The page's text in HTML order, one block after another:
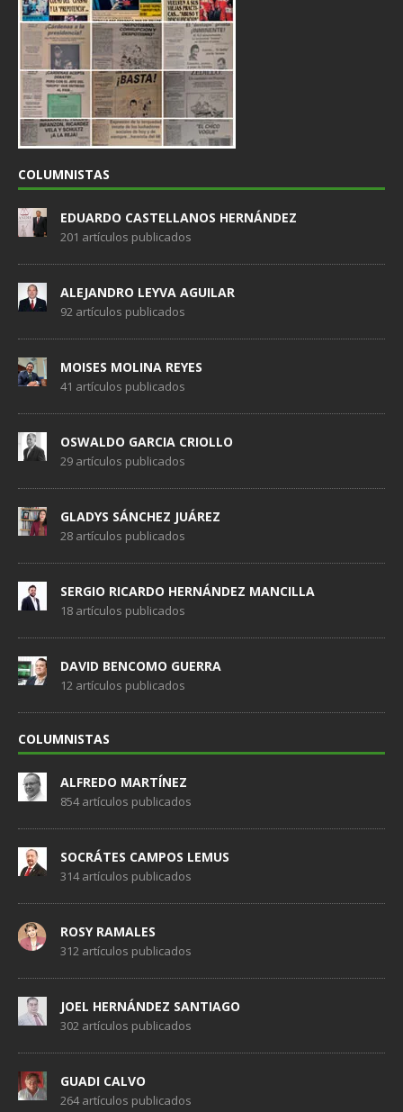
COLUMNISTAS
EDUARDO CASTELLANOS HERNÁNDEZ
201 artículos publicados
ALEJANDRO LEYVA AGUILAR
92 artículos publicados
MOISES MOLINA REYES
41 artículos publicados
OSWALDO GARCIA CRIOLLO
29 artículos publicados
GLADYS SÁNCHEZ JUÁREZ
28 artículos publicados
SERGIO RICARDO HERNÁNDEZ MANCILLA
18 artículos publicados
DAVID BENCOMO GUERRA
12 artículos publicados
COLUMNISTAS
ALFREDO MARTÍNEZ
854 artículos publicados
SOCRÁTES CAMPOS LEMUS
314 artículos publicados
ROSY RAMALES
312 artículos publicados
JOEL HERNÁNDEZ SANTIAGO
302 artículos publicados
GUADI CALVO
264 artículos publicados